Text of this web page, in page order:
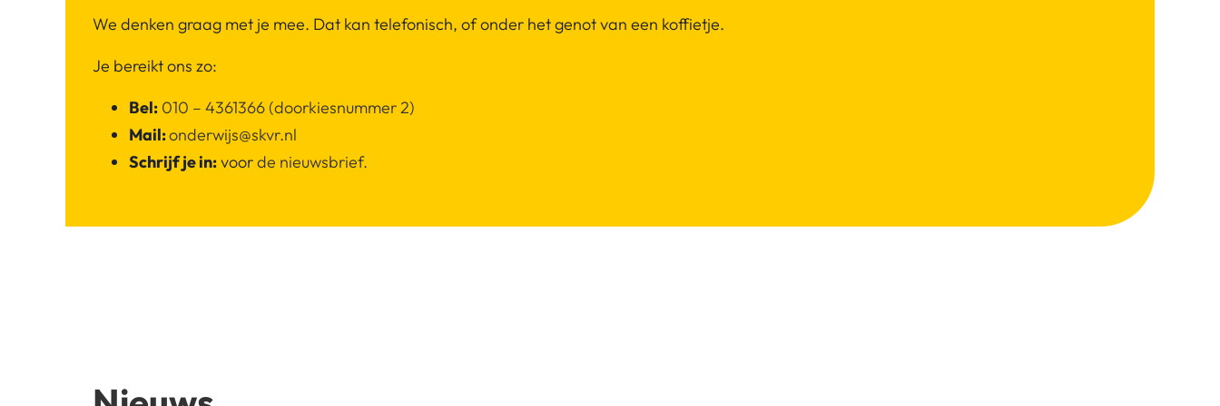
We denken graag met je mee. Dat kan telefonisch, of onder het genot van een koffietje.
Je bereikt ons zo:
Bel: 010 – 4361366 (doorkiesnummer 2)
Mail:onderwijs@skvr.nl
Schrijf je in:voorde nieuwsbrief.